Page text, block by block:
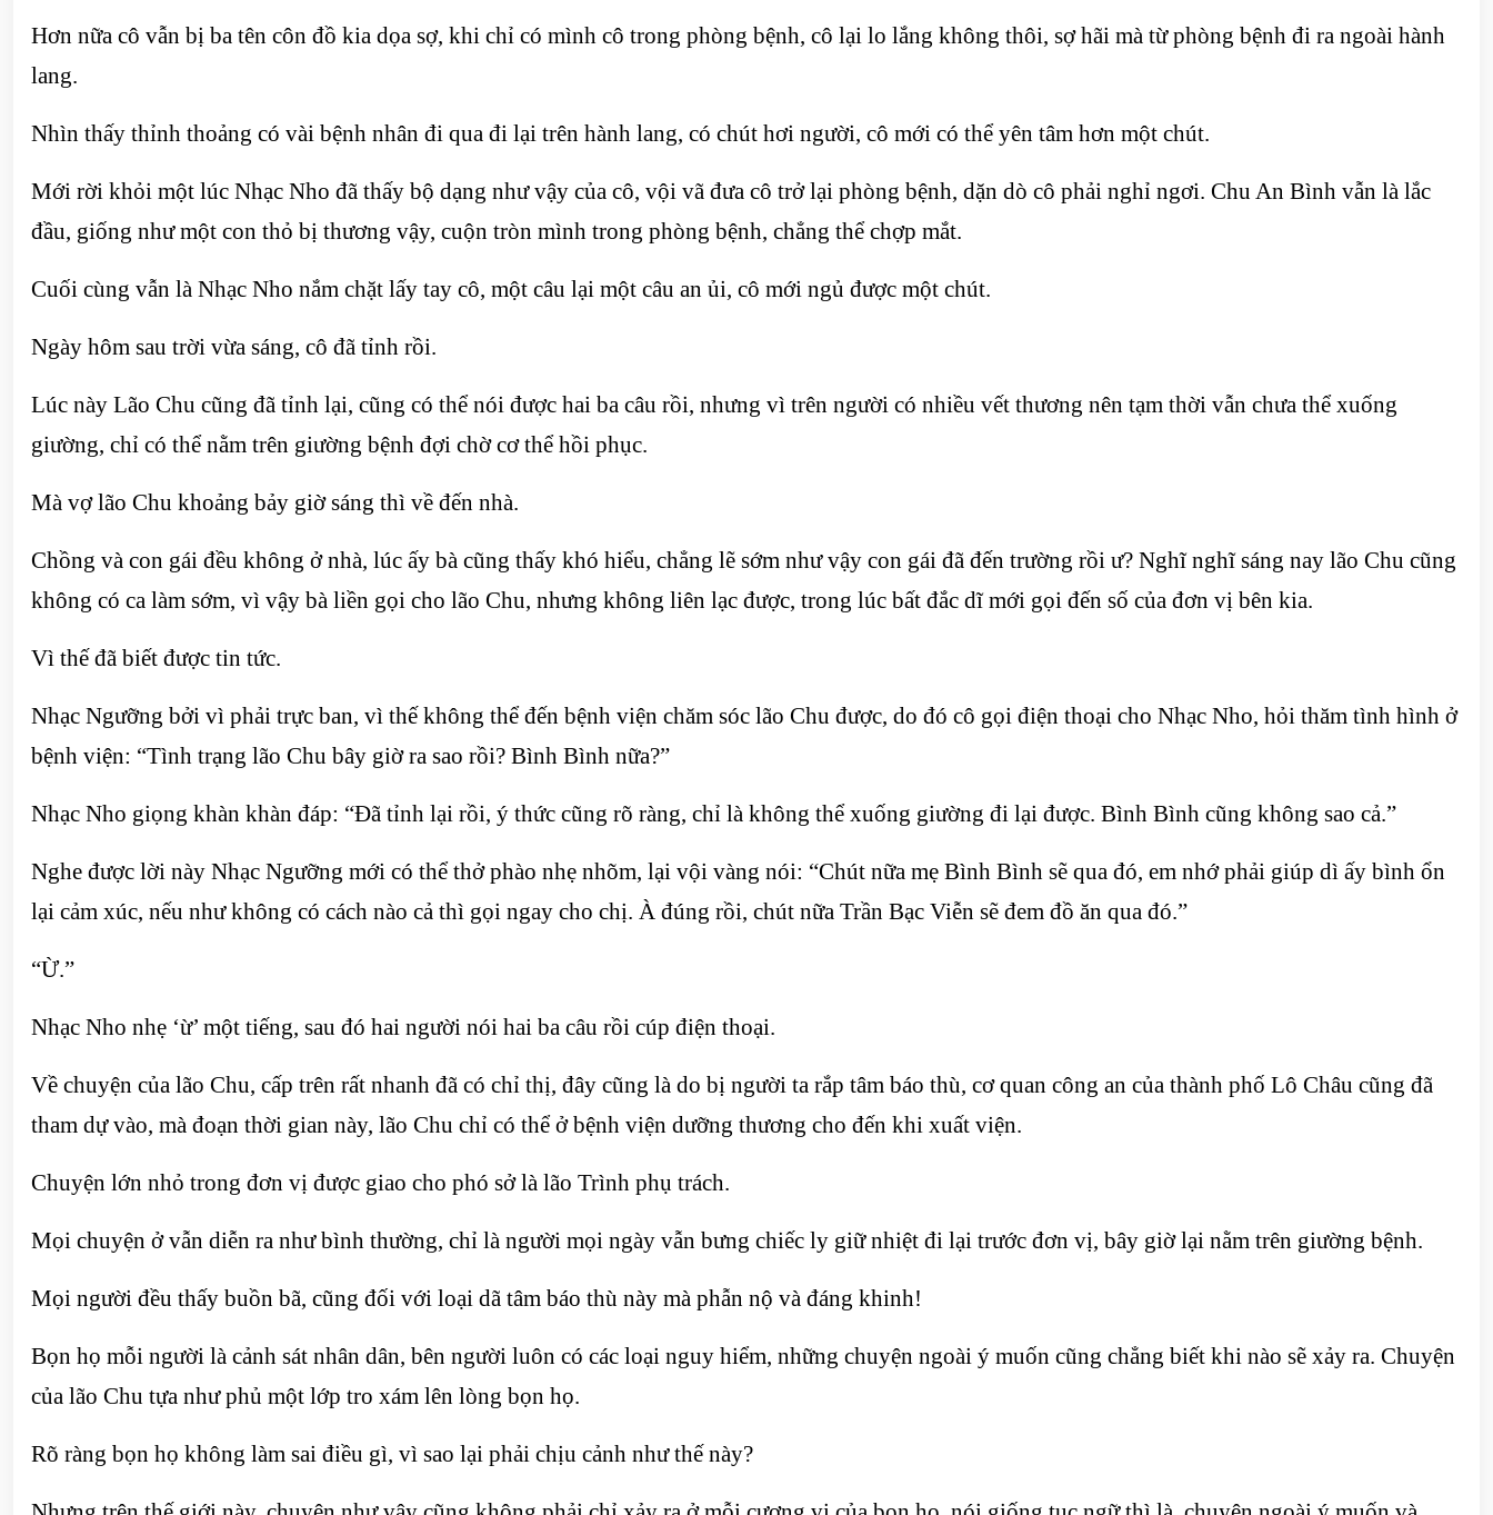
Hơn nữa cô vẫn bị ba tên côn đồ kia dọa sợ, khi chỉ có mình cô trong phòng bệnh, cô lại lo lắng không thôi, sợ hãi mà từ phòng bệnh đi ra ngoài hành
lang.
Nhìn thấy thỉnh thoảng có vài bệnh nhân đi qua đi lại trên hành lang, có chút hơi người, cô mới có thể yên tâm hơn một chút.
Mới rời khỏi một lúc Nhạc Nho đã thấy bộ dạng như vậy của cô, vội vã đưa cô trở lại phòng bệnh, dặn dò cô phải nghỉ ngơi. Chu An Bình vẫn là lắc
đầu, giống như một con thỏ bị thương vậy, cuộn tròn mình trong phòng bệnh, chẳng thể chợp mắt.
Cuối cùng vẫn là Nhạc Nho nắm chặt lấy tay cô, một câu lại một câu an ủi, cô mới ngủ được một chút.
Ngày hôm sau trời vừa sáng, cô đã tỉnh rồi.
Lúc này Lão Chu cũng đã tỉnh lại, cũng có thể nói được hai ba câu rồi, nhưng vì trên người có nhiều vết thương nên tạm thời vẫn chưa thể xuống
giường, chỉ có thể nằm trên giường bệnh đợi chờ cơ thể hồi phục.
Mà vợ lão Chu khoảng bảy giờ sáng thì về đến nhà.
Chồng và con gái đều không ở nhà, lúc ấy bà cũng thấy khó hiểu, chẳng lẽ sớm như vậy con gái đã đến trường rồi ư? Nghĩ nghĩ sáng nay lão Chu cũng
không có ca làm sớm, vì vậy bà liền gọi cho lão Chu, nhưng không liên lạc được, trong lúc bất đắc dĩ mới gọi đến số của đơn vị bên kia.
Vì thế đã biết được tin tức.
Nhạc Ngưỡng bởi vì phải trực ban, vì thế không thể đến bệnh viện chăm sóc lão Chu được, do đó cô gọi điện thoại cho Nhạc Nho, hỏi thăm tình hình ở
bệnh viện: “Tình trạng lão Chu bây giờ ra sao rồi? Bình Bình nữa?”
Nhạc Nho giọng khàn khàn đáp: “Đã tỉnh lại rồi, ý thức cũng rõ ràng, chỉ là không thể xuống giường đi lại được. Bình Bình cũng không sao cả.”
Nghe được lời này Nhạc Ngưỡng mới có thể thở phào nhẹ nhõm, lại vội vàng nói: “Chút nữa mẹ Bình Bình sẽ qua đó, em nhớ phải giúp dì ấy bình ổn
lại cảm xúc, nếu như không có cách nào cả thì gọi ngay cho chị. À đúng rồi, chút nữa Trần Bạc Viễn sẽ đem đồ ăn qua đó.”
“Ừ.”
Nhạc Nho nhẹ ‘ừ’ một tiếng, sau đó hai người nói hai ba câu rồi cúp điện thoại.
Về chuyện của lão Chu, cấp trên rất nhanh đã có chỉ thị, đây cũng là do bị người ta rắp tâm báo thù, cơ quan công an của thành phố Lô Châu cũng đã
tham dự vào, mà đoạn thời gian này, lão Chu chỉ có thể ở bệnh viện dưỡng thương cho đến khi xuất viện.
Chuyện lớn nhỏ trong đơn vị được giao cho phó sở là lão Trình phụ trách.
Mọi chuyện ở vẫn diễn ra như bình thường, chỉ là người mọi ngày vẫn bưng chiếc ly giữ nhiệt đi lại trước đơn vị, bây giờ lại nằm trên giường bệnh.
Mọi người đều thấy buồn bã, cũng đối với loại dã tâm báo thù này mà phẫn nộ và đáng khinh!
Bọn họ mỗi người là cảnh sát nhân dân, bên người luôn có các loại nguy hiểm, những chuyện ngoài ý muốn cũng chẳng biết khi nào sẽ xảy ra. Chuyện
của lão Chu tựa như phủ một lớp tro xám lên lòng bọn họ.
Rõ ràng bọn họ không làm sai điều gì, vì sao lại phải chịu cảnh như thế này?